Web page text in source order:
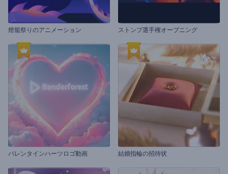
燈籠祭りのアニメーション ストンプ選手権オープニング
バレンタインハーツロゴ動画 結婚指輪の招待状